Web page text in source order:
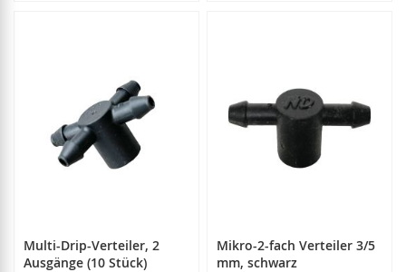
Multi-Drip-Verteiler, 2
Ausgänge (10 Stück)
Mikro-2-fach Verteiler 3/5
mm, schwarz